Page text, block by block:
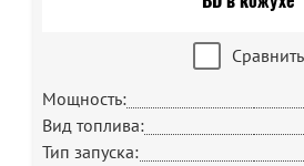
Сравнить
Мощность:
Вид топлива:
Тип запуска: